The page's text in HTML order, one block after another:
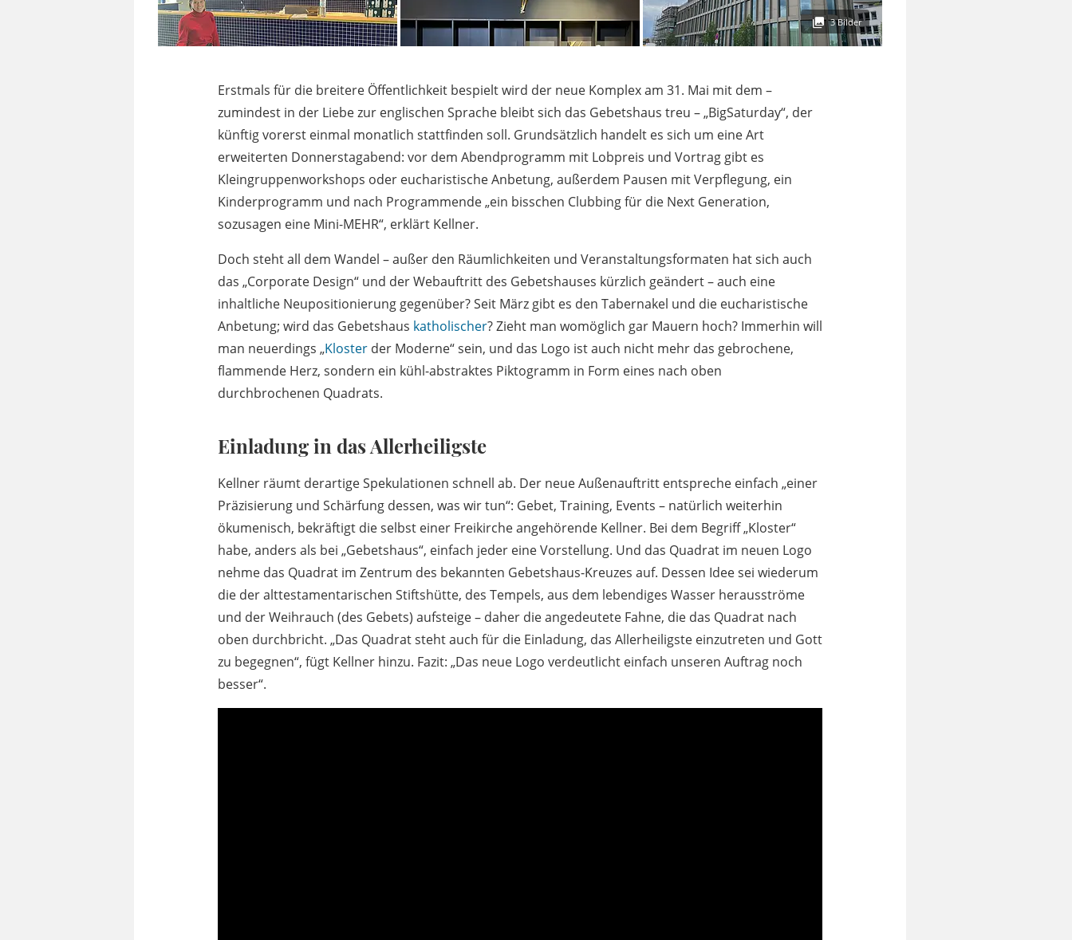
3 Bilder
Erstmals für die breitere Öffentlichkeit bespielt wird der neue Komplex am 31. Mai mit dem –
zumindest in der Liebe zur englischen Sprache bleibt sich das Gebetshaus treu – „BigSaturday“, der
künftig vorerst einmal monatlich stattfinden soll. Grundsätzlich handelt es sich um eine Art
erweiterten Donnerstagabend: vor dem Abendprogramm mit Lobpreis und Vortrag gibt es
Kleingruppenworkshops oder eucharistische Anbetung, außerdem Pausen mit Verpflegung, ein
Kinderprogramm und nach Programmende „ein bisschen Clubbing für die Next Generation,
sozusagen eine Mini-MEHR“, erklärt Kellner.
Doch steht all dem Wandel – außer den Räumlichkeiten und Veranstaltungsformaten hat sich auch
das „Corporate Design“ und der Webauftritt des Gebetshauses kürzlich geändert – auch eine
inhaltliche Neupositionierung gegenüber? Seit März gibt es den Tabernakel und die eucharistische
Anbetung; wird das Gebetshaus katholischer? Zieht man womöglich gar Mauern hoch? Immerhin will
man neuerdings „Kloster der Moderne“ sein, und das Logo ist auch nicht mehr das gebrochene,
flammende Herz, sondern ein kühl-abstraktes Piktogramm in Form eines nach oben
durchbrochenen Quadrats.
Einladung in das Allerheiligste
Kellner räumt derartige Spekulationen schnell ab. Der neue Außenauftritt entspreche einfach „einer
Präzisierung und Schärfung dessen, was wir tun“: Gebet, Training, Events – natürlich weiterhin
ökumenisch, bekräftigt die selbst einer Freikirche angehörende Kellner. Bei dem Begriff „Kloster“
habe, anders als bei „Gebetshaus“, einfach jeder eine Vorstellung. Und das Quadrat im neuen Logo
nehme das Quadrat im Zentrum des bekannten Gebetshaus-Kreuzes auf. Dessen Idee sei wiederum
die der alttestamentarischen Stiftshütte, des Tempels, aus dem lebendiges Wasser herausströme
und der Weihrauch (des Gebets) aufsteige – daher die angedeutete Fahne, die das Quadrat nach
oben durchbricht. „Das Quadrat steht auch für die Einladung, das Allerheiligste einzutreten und Gott
zu begegnen“, fügt Kellner hinzu. Fazit: „Das neue Logo verdeutlicht einfach unseren Auftrag noch
besser“.